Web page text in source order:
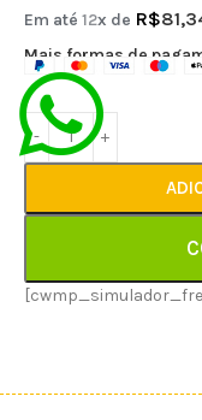
Em até 12x de R$
Mais formas de